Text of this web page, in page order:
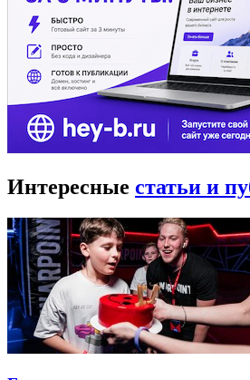
Интересные статьи и